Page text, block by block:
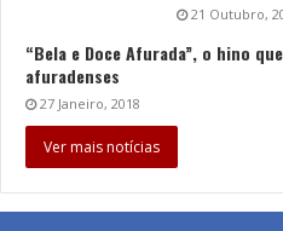
21 Outubro,
“Bela e Doce Afurada”, o hino
afuradenses
27 Janeiro, 2018
Ver mais notícias